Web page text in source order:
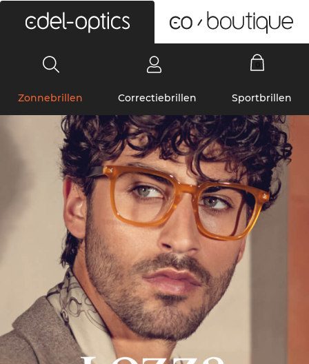
Zonnebrillen Correctiebrillen Sportbrillen